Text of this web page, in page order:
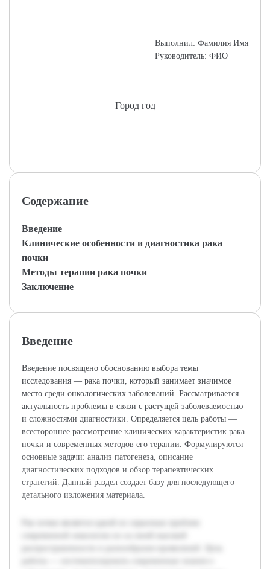
Выполнил: Фамилия Имя
Руководитель: ФИО
Город год
Содержание
Введение
Клинические особенности и диагностика рака
почки
Методы терапии рака почки
Заключение
Введение
Введение посвящено обоснованию выбора темы
исследования — рака почки, который занимает значимое
место среди онкологических заболеваний. Рассматривается
актуальность проблемы в связи с растущей заболеваемостью
и сложностями диагностики. Определяется цель работы —
всестороннее рассмотрение клинических характеристик рака
почки и современных методов его терапии. Формулируются
основные задачи: анализ патогенеза, описание
диагностических подходов и обзор терапевтических
стратегий. Данный раздел создает базу для последующего
детального изложения материала.